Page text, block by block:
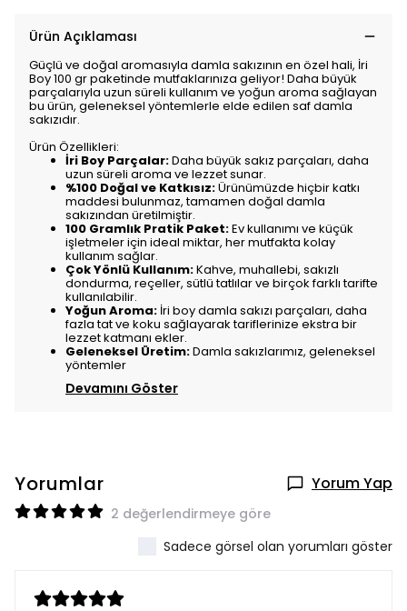
Ürün Açıklaması
Güçlü ve doğal aromasıyla damla sakızının en özel hali, İri
Boy 100 gr paketinde mutfaklarınıza geliyor! Daha büyük
parçalarıyla uzun süreli kullanım ve yoğun aroma sağlayan
bu ürün, geleneksel yöntemlerle elde edilen saf damla
sakızıdır.
Ürün Özellikleri:
İri Boy Parçalar:Daha büyük sakız parçaları, daha
uzun süreli aroma ve lezzet sunar.
%100 Doğal ve Katkısız:Ürünümüzde hiçbir katkı
maddesi bulunmaz, tamamen doğal damla
sakızından üretilmiştir.
100 Gramlık Pratik Paket:Ev kullanımı ve küçük
işletmeler için ideal miktar, her mutfakta kolay
kullanım sağlar.
Çok Yönlü Kullanım:Kahve, muhallebi, sakızlı
dondurma, reçeller, sütlü tatlılar ve birçok farklı tarifte
kullanılabilir.
Yoğun Aroma: İri boy damla sakızı parçaları, daha
fazla tat ve koku sağlayarak tariflerinize ekstra bir
lezzet katmanı ekler.
Geleneksel Üretim:Damla sakızlarımız, geleneksel
yöntemler
Devamını Göster
Yorumlar Yorum Yap
2 değerlendirmeye göre
Sadece görsel olan yorumları göster